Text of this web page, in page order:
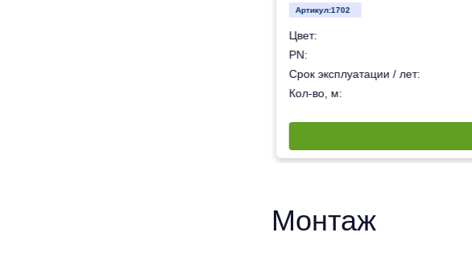
Артикул:1702
Цвет:
PN:
Срок эксплуатации / лет:
Кол-во, м:
Монтаж